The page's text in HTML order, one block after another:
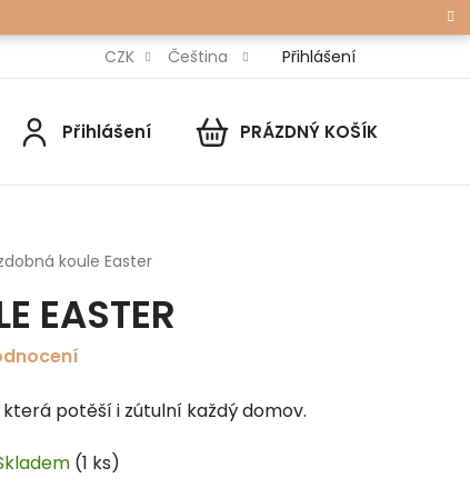
CZK Čeština Přihlášení
Přihlášení
NÁKUPNÍPRÁZDNÝ KOŠÍK
koule Easter
EASTER
potěší i zútulní každý domov.
(1 ks)